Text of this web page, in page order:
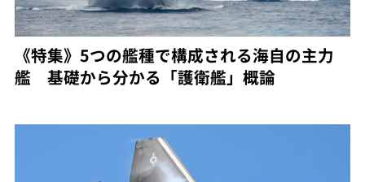
《特集》5つの艦種で構成される海自の主力
艦 基礎から分かる「護衛艦」概論